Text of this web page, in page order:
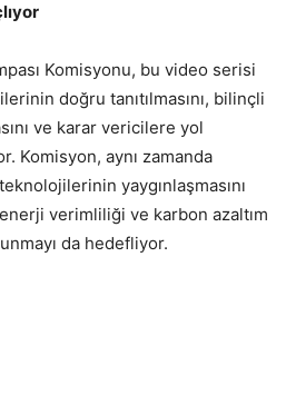
Komisyonu, bu video serisi
doğru tanıtılmasını, bilinçli
ve karar vericilere yol
Komisyon, aynı zamanda
yaygınlaşmasını
verimliliği ve karbon azaltım
da hedefliyor.